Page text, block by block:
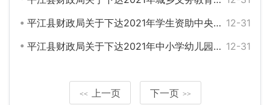
12-31
平江县财政局关于下达2021年学生资助中央直达资金的通知
12-31
平江县财政局关于下达2021年中小学幼儿园教师国家级培训计划中央专项资金的通知
<< 上一页 下一页 >>